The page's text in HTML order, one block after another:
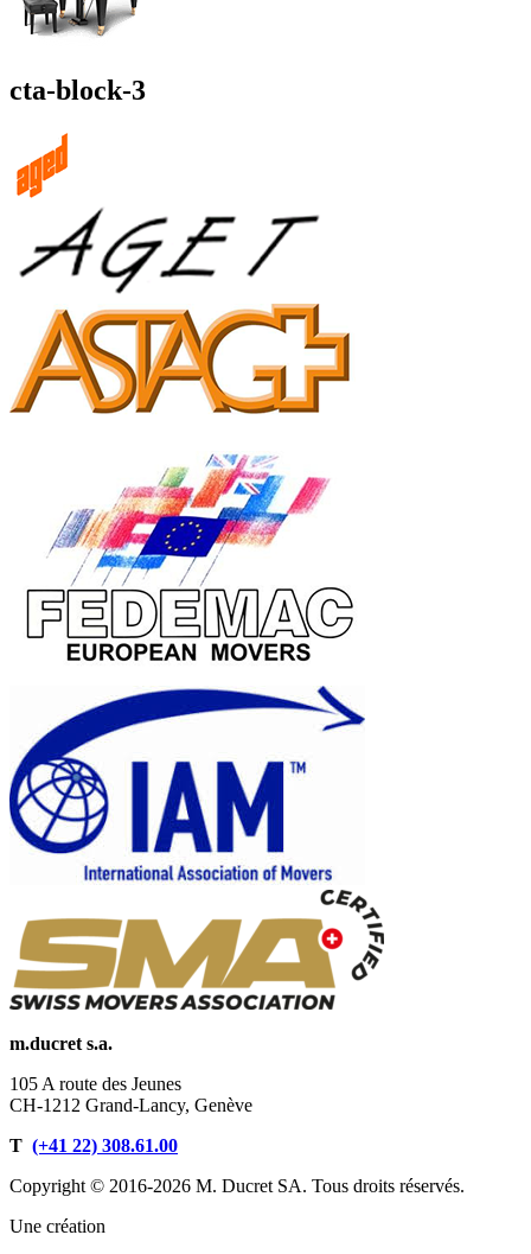
cta-block-3
m.ducret s.a.
105 A route des Jeunes
CH-1212 Grand-Lancy, Genève
T (+41 22) 308.61.00
Copyright © 2016-2026 M. Ducret SA. Tous droits réservés.
Une création